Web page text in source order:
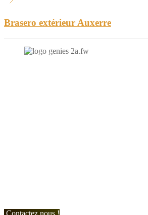
Brasero extérieur Auxerre
Contactez nous !